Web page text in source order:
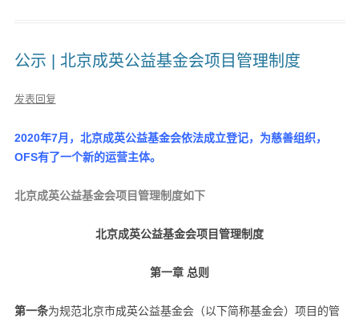
公示 | 北京成英公益基金会项目管理制度
发表回复
2020年7月，北京成英公益基金会依法成立登记，为慈善组织，
OFS有了一个新的运营主体。
北京成英公益基金会项目管理制度如下
北京成英公益基金会项目管理制度
第一章 总则
第一条为规范北京市成英公益基金会（以下简称基金会）项目的管